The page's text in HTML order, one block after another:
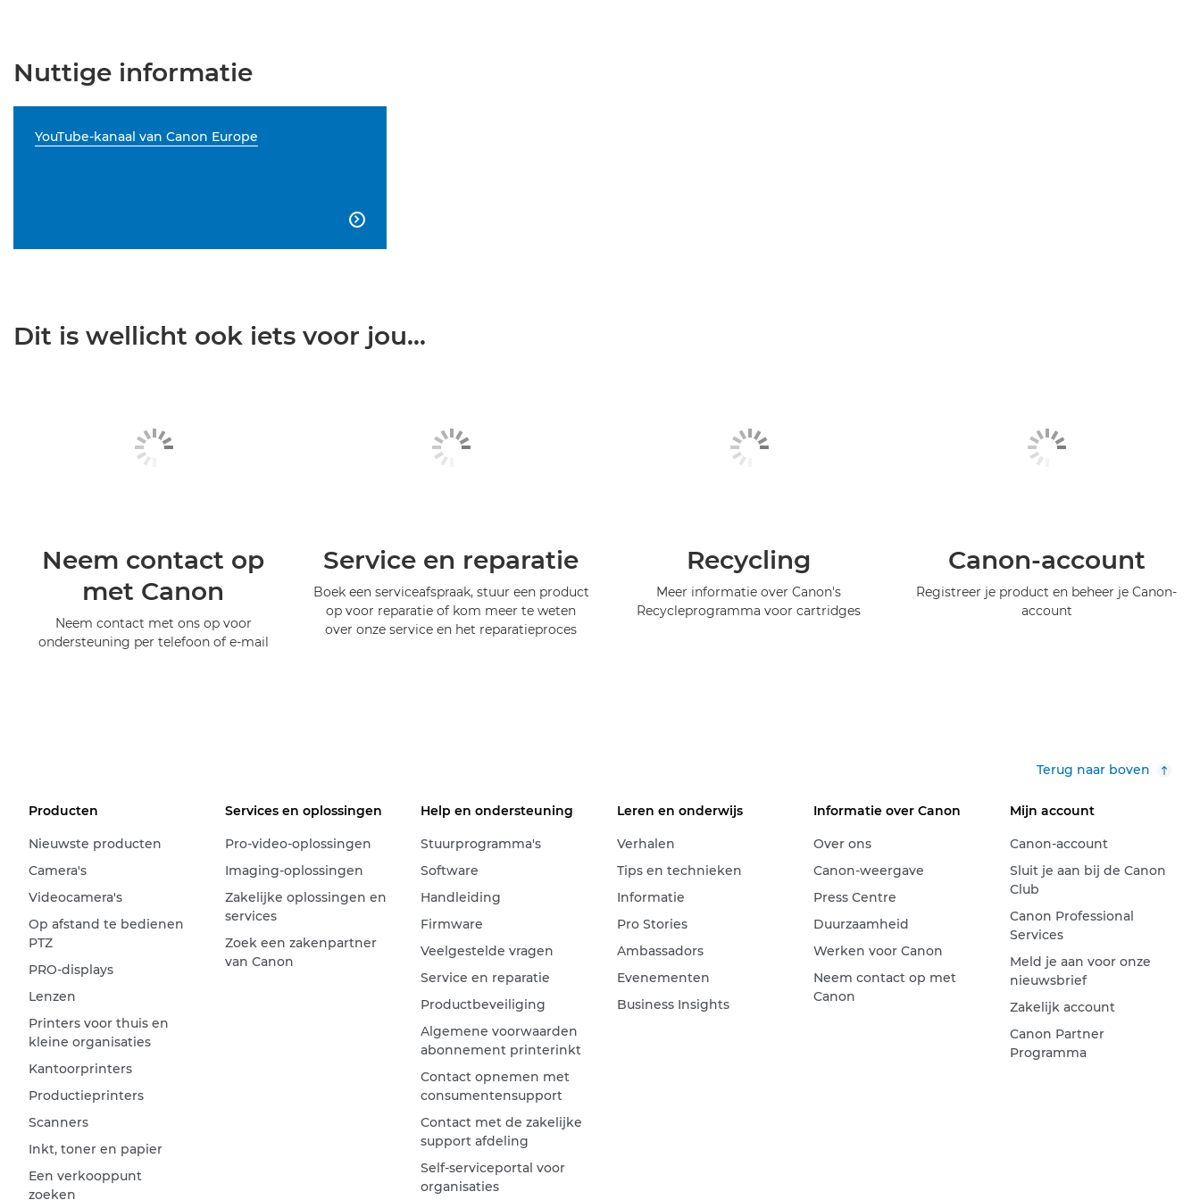
Nuttige informatie
YouTube-kanaal van Canon Europe

Dit is wellicht ook iets voor jou...
Neem contact op
met Canon
Neem contact met ons op voor
ondersteuning per telefoon of e-mail
Service en reparatie
Boek een serviceafspraak, stuur een product
op voor reparatie of kom meer te weten
over onze service en het reparatieproces
Recycling
Meer informatie over Canon's
Recycleprogramma voor cartridges
Canon-account
Registreer je product en beheer je Canon-
account
Terug naar boven
Producten
Nieuwste producten
Camera's
Videocamera's
Op afstand te bedienen
PTZ
PRO-displays
Lenzen
Printers voor thuis en
kleine organisaties
Kantoorprinters
Productieprinters
Scanners
Inkt, toner en papier
Een verkooppunt
zoeken
Services en oplossingen
Pro-video-oplossingen
Imaging-oplossingen
Zakelijke oplossingen en
services
Zoek een zakenpartner
van Canon
Help en ondersteuning
Stuurprogramma's
Software
Handleiding
Firmware
Veelgestelde vragen
Service en reparatie
Productbeveiliging
Algemene voorwaarden
abonnement printerinkt
Contact opnemen met
consumentensupport
Contact met de zakelijke
support afdeling
Self-serviceportal voor
organisaties
Leren en onderwijs
Verhalen
Tips en technieken
Informatie
Pro Stories
Ambassadors
Evenementen
Business Insights
Informatie over Canon
Over ons
Canon-weergave
Press Centre
Duurzaamheid
Werken voor Canon
Neem contact op met
Canon
Mijn account
Canon-account
Sluit je aan bij de Canon
Club
Canon Professional
Services
Meld je aan voor onze
nieuwsbrief
Zakelijk account
Canon Partner
Programma